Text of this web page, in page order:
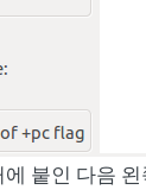
붙인 다음